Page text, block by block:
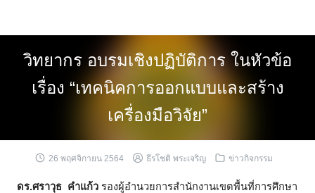
วิทยากร อบรมเชิงปฏิบัติการ ในหัวข้อ
เรื่อง “เทคนิคการออกแบบและสร้าง
เครื่องมือวิจัย”
26 พฤศจิกายน 2564 ธีรโชติ พระเจริญ ข่าวกิจกรรม
ดร.ศราวุธ คำแก้ว รองผู้อำนวยการสำนักงานเขตพื้นที่การศึกษา